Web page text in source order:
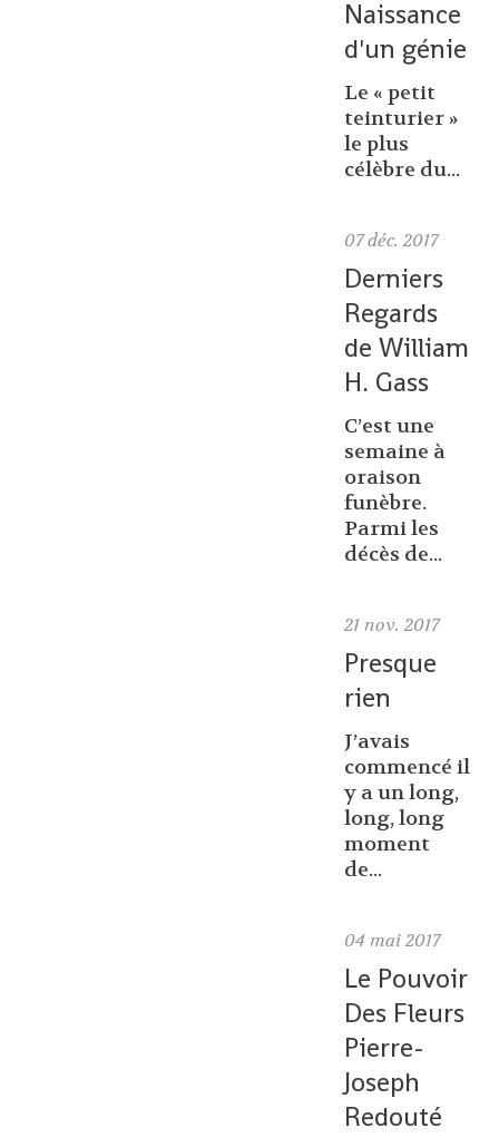
Naissance
d'un génie
Le « petit
teinturier »
le plus
célèbre du...
07 déc. 2017
Derniers
Regards
de William
H. Gass
C’est une
semaine à
oraison
funèbre.
Parmi les
décès de...
21 nov. 2017
Presque
rien
J’avais
commencé il
y a un long,
long, long
moment
de...
04 mai 2017
Le Pouvoir
Des Fleurs
Pierre-
Joseph
Redouté